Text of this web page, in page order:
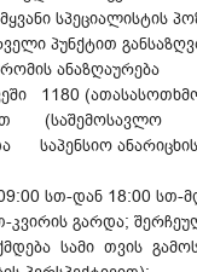
სპეციალისტის
პუნქტით
ანაზღაურება
1180
(საშემოსავლო
საპენსიო ანარიცხის
სთ-დან 18:00 სთ-
გარდა;
სამი თვის